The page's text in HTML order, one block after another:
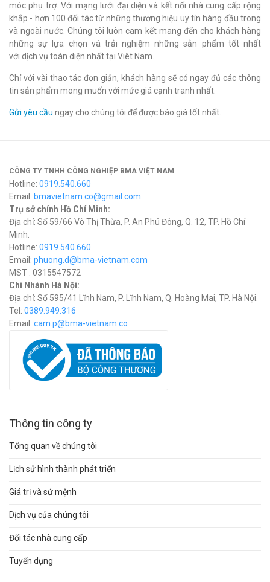
móc phụ trợ. Với mạng lưới đại diện và kết nối nhà cung cấp rộng
khắp - hơn 100 đối tác từ những thương hiệu uy tín hàng đầu trong
và ngoài nước. Chúng tôi luôn cam kết mang đến cho khách hàng
những sự lựa chọn và trải nghiệm những sản phẩm tốt nhất
với dịch vụ toàn diện nhất tại Viêt Nam.
Chỉ với vài thao tác đơn giản, khách hàng sẽ có ngay đủ các thông
tin sản phẩm mong muốn với mức giá cạnh tranh nhất.
Gửi yêu cầu ngay cho chúng tôi để được báo giá tốt nhất.
CÔNG TY TNHH CÔNG NGHIỆP BMA VIỆT NAM
Hotline: 0919.540.660
Email: bmavietnam.co@gmail.com
Trụ sở chính Hồ Chí Minh:
Địa chỉ: Số 59/66 Võ Thị Thừa, P. An Phú Đông, Q. 12, TP. Hồ Chí
Minh.
Hotline: 0919.540.660
Email: phuong.d@bma-vietnam.com
MST : 0315547572
Chi Nhánh Hà Nội:
Địa chỉ: Số 595/41 Lĩnh Nam, P. Lĩnh Nam, Q. Hoàng Mai, TP. Hà Nội.
Tel: 0389.949.316
Email: cam.p@bma-vietnam.co
Thông tin công ty
Tổng quan về chúng tôi
Lịch sử hình thành phát triển
Giá trị và sứ mệnh
Dịch vụ của chúng tôi
Đối tác nhà cung cấp
Tuyển dụng